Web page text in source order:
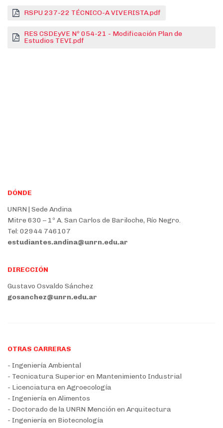
RSPU 237-22 TÉCNICO-A VIVERISTA.pdf
RES CSDEyVE Nº 054-21 - Modificación Plan de
Estudios TEVI.pdf
DÓNDE
UNRN | Sede Andina
Mitre 630 – 1º A. San Carlos de Bariloche, Río Negro.
Tel: 02944 746107
estudiantes.andina@unrn.edu.ar
DIRECCIÓN
Gustavo Osvaldo Sánchez
gosanchez@unrn.edu.ar
OTRAS CARRERAS
- Ingeniería Ambiental
- Tecnicatura Superior en Mantenimiento Industrial
- Licenciatura en Agroecología
- Ingeniería en Alimentos
- Doctorado de la UNRN Mención en Arquitectura
- Ingeniería en Biotecnología